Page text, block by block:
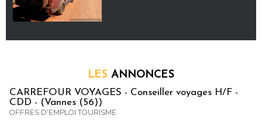
LES ANNONCES
CARREFOUR VOYAGES - Conseiller voyages H/F -
CDD - (Vannes (56))
OFFRES D'EMPLOI TOURISME